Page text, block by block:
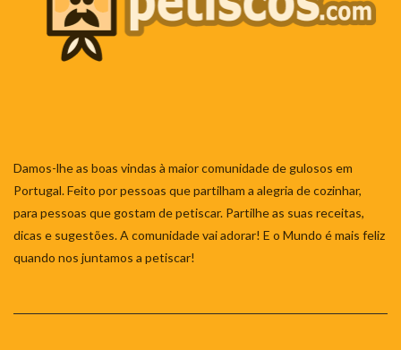
Damos-lhe as boas vindas à maior comunidade de gulosos em
Portugal. Feito por pessoas que partilham a alegria de cozinhar,
para pessoas que gostam de petiscar. Partilhe as suas receitas,
dicas e sugestões. A comunidade vai adorar! E o Mundo é mais feliz
quando nos juntamos a petiscar!